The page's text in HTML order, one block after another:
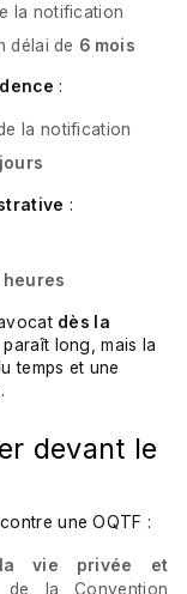
la notification
délai de 6 mois
:
la notification
:
heures
dès la
long, mais la
temps et une
devant le
une OQTF :
la vie privée et
la Convention